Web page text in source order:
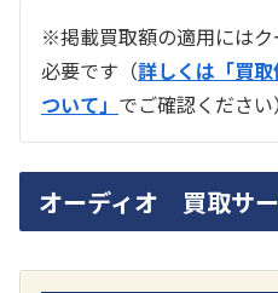
買取価格：お問
※掲載買取額の適用には
必要です（詳しくは「買
ついて」 でご確認ください）
オーディオ 買取サ